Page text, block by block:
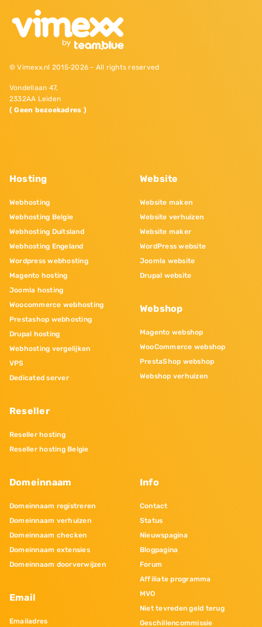
© Vimexx.nl 2015‐2026 - All rights reserved
Vondellaan 47,
2332AA Leiden
( Geen bezoekadres )
Hosting
Webhosting
Webhosting Belgie
Webhosting Duitsland
Webhosting Engeland
Wordpress webhosting
Magento hosting
Joomla hosting
Woocommerce webhosting
Prestashop webhosting
Drupal hosting
Webhosting vergelijken
VPS
Dedicated server
Reseller
Reseller hosting
Reseller hosting Belgie
Website
Website maken
Website verhuizen
Website maker
WordPress website
Joomla website
Drupal website
Webshop
Magento webshop
WooCommerce webshop
PrestaShop webshop
Webshop verhuizen
Domeinnaam
Domeinnaam registreren
Domeinnaam verhuizen
Domeinnaam checken
Domeinnaam extensies
Domeinnaam doorverwijzen
Email
Emailadres
Info
Contact
Status
Nieuwspagina
Blogpagina
Forum
Affiliate programma
MVO
Niet tevreden geld terug
Geschillencommissie